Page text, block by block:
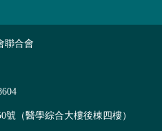
聯合會
號（醫學綜合大樓後棟四樓）